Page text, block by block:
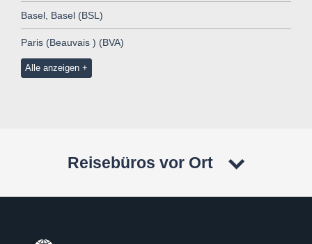
Basel, Basel (BSL)
Paris (Beauvais ) (BVA)
Alle anzeigen
Reisebüros vor Ort